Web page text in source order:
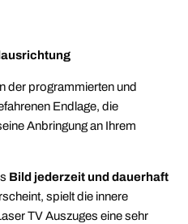
der programmierten und
Endlage, die
Anbringung an Ihrem
Bild jederzeit und dauerhaft
spielt die innere
TV Auszuges eine sehr